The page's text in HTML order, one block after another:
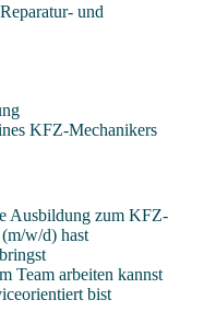
und
KFZ-Mechanikers
Ausbildung zum KFZ-
w/d) hast
Team arbeiten kannst
bist